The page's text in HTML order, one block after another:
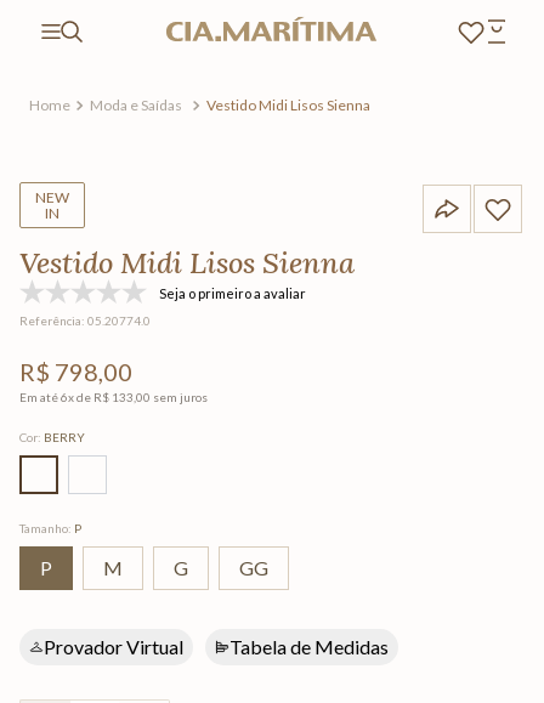
Moda e Saídas Vestido Midi Lisos Sienna
NEW
IN
Vestido Midi Lisos Sienna
Seja o primeiro a avaliar
Referência: 05.20774.0
R$ 798,00
Em até6x de R$ 133 00 sem juros
Cor: BERRY
Tamanho: P
P M G GG
Provador Virtual Tabela de Medidas